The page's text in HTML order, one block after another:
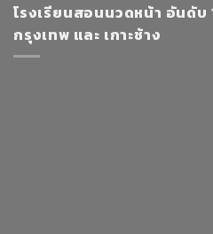
โรงเรียนสอนนวดหน้า อันดับ
กรุงเทพ และ เกาะช้าง